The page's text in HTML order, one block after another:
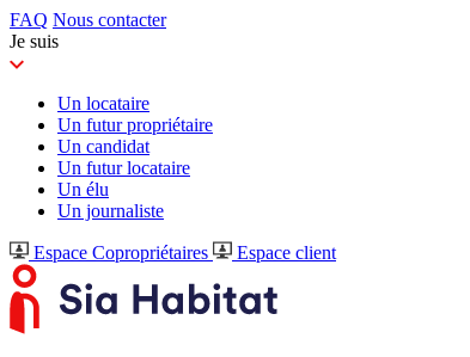
FAQ Nous contacter
Je suis
Un locataire
Un futur propriétaire
Un candidat
Un futur locataire
Un élu
Un journaliste
Espace Copropriétaires Espace client